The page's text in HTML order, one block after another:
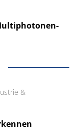
&